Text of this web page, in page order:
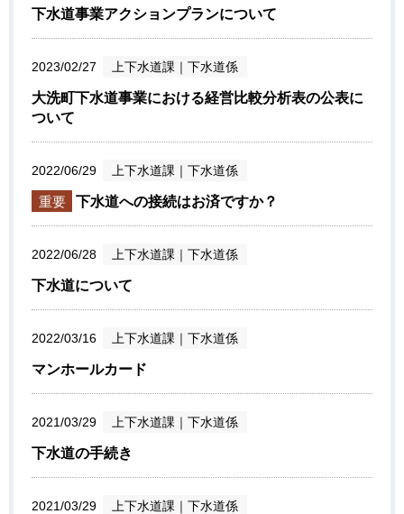
下水道事業アクションプランについて
2023/02/27 上下水道課 ｜ 下水道係
大洗町下水道事業における経営比較分析表の公表に
ついて
2022/06/29 上下水道課 ｜ 下水道係
重要 下水道への接続はお済ですか？
2022/06/28 上下水道課 ｜ 下水道係
下水道について
2022/03/16 上下水道課 ｜ 下水道係
マンホールカード
2021/03/29 上下水道課 ｜ 下水道係
下水道の手続き
2021/03/29 上下水道課 ｜ 下水道係